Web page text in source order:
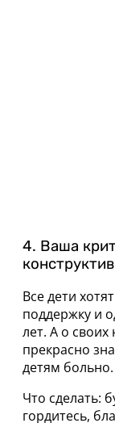
4. Ваша
Все дети
поддержку и
лет. А о своих
прекрасно
детям больно.
Что сделать:
гордитесь,